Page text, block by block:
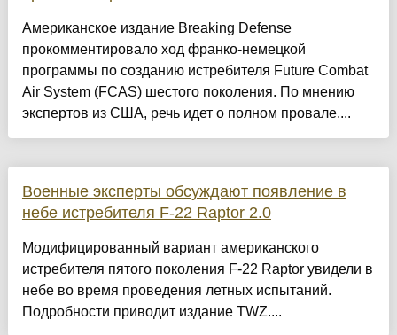
Американское издание Breaking Defense
прокомментировало ход франко-немецкой
программы по созданию истребителя Future Combat
Air System (FCAS) шестого поколения. По мнению
экспертов из США, речь идет о полном провале....
Военные эксперты обсуждают появление в
небе истребителя F-22 Raptor 2.0
Модифицированный вариант американского
истребителя пятого поколения F-22 Raptor увидели в
небе во время проведения летных испытаний.
Подробности приводит издание TWZ....